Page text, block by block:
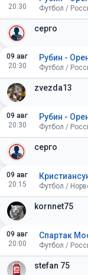
20:30
серго
Футбол /
09 авг
20:30
zvezda13
Рубин -
Футбол /
09 авг
20:30
серго
Рубин -
Футбол /
09 авг
20:15
kornnet75
Футбол /
09 авг
20:00
stefan 75
Спартак
Футбол /